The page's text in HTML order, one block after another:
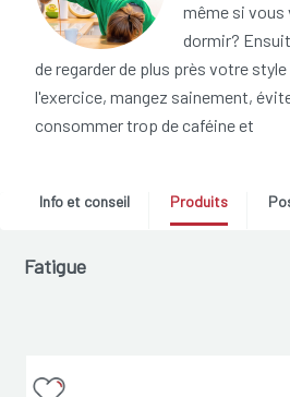
même si vous
dormir?
de regarder de plus près votre
l'exercice, mangez sainement,
consommer trop de caféine et
Info et conseil Produits
Fatigue